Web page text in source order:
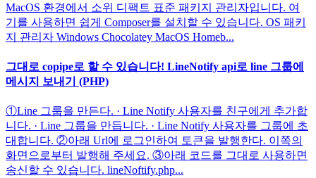
MacOS 환경에서 소위 디팩트 표준 패키지 관리자입니다. 여
기를 사용하면 쉽게 Composer를 설치할 수 있습니다. OS 패키
지 관리자 Windows Chocolatey MacOS Homeb...
그대로 copipe로 할 수 있습니다! LineNotify api로 line 그룹에
메시지 보내기 (PHP)
①Line 그룹을 만든다. · Line Notify 사용자를 친구에게 추가합
니다. · Line 그룹을 만듭니다. · Line Notify 사용자를 그룹에 초
대합니다. ②아래 Url에 로그인하여 토큰을 발행한다. 이쪽의
화면으로부터 발행해 주세요. ③아래 코드를 그대로 사용하면
송신할 수 있습니다. lineNoftify.php...